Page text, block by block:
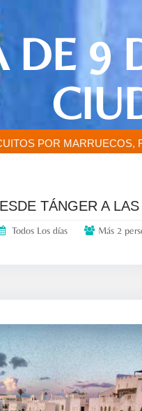
DE 9
POR MARRUECOS,
TÁNGER A
Todos Los días Más 2